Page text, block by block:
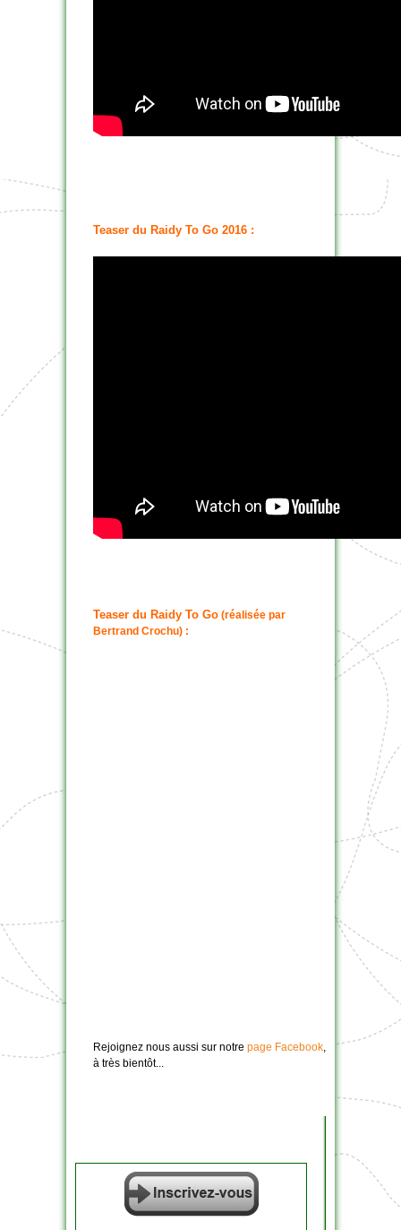
Teaser du Raidy To Go 2016 :
Teaser du Raidy To Go (réalisée par
Bertrand Crochu) :
Rejoignez nous aussi sur notre page Facebook,
à très bientôt...